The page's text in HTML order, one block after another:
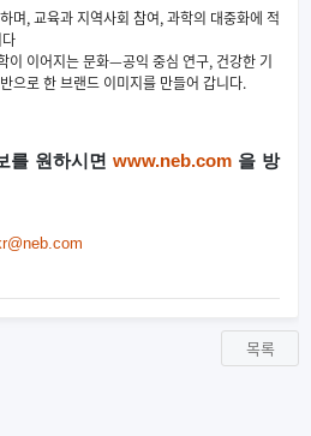
며,교육과 지역사회 참여,과학의 대중화에 적
이 이어지는 문화—공익 중심 연구, 건강한 기
으로 한 브랜드 이미지를 만들어 갑니다.
를 원하시면 www.neb.com 을 방
목록